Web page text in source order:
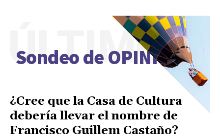
Sondeo de OPINIÓN
ÚLTIMO
¿Cree que la Casa de Cultura
debería llevar el nombre de
Francisco Guillem Castaño?